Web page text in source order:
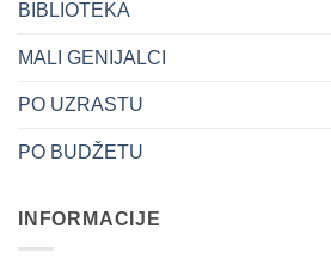
BIBLIOTEKA
MALI GENIJALCI
PO UZRASTU
PO BUDŽETU
INFORMACIJE